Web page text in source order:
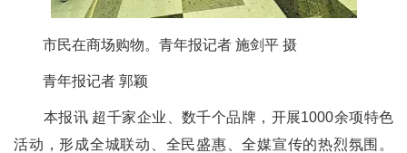
市民在商场购物。青年报记者 施剑平 摄
青年报记者 郭颖
本报讯 超千家企业、数千个品牌，开展1000余项特色
活动，形成全城联动、全民盛惠、全媒宣传的热烈氛围。